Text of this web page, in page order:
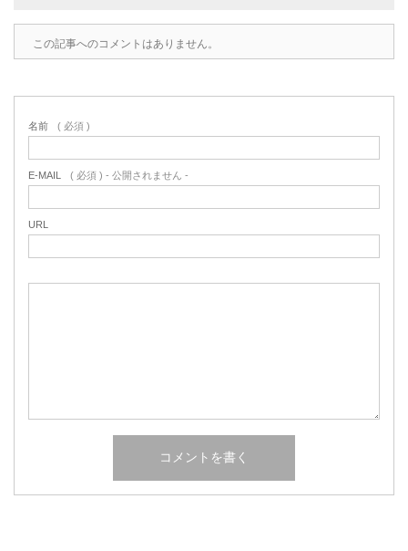
この記事へのコメントはありません。
名前 ( 必須 )
E-MAIL ( 必須 ) - 公開されません -
URL